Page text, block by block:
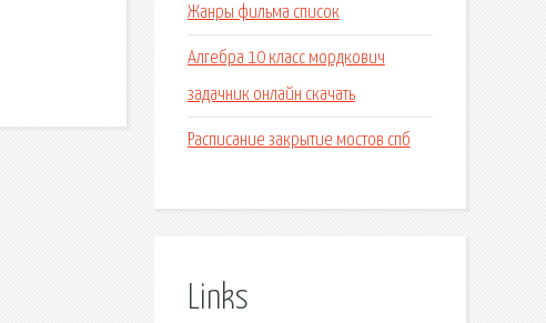
Жанры фильма список
Алгебра 10 класс мордкович
задачник онлайн скачать
Расписание закрытие мостов спб
Links